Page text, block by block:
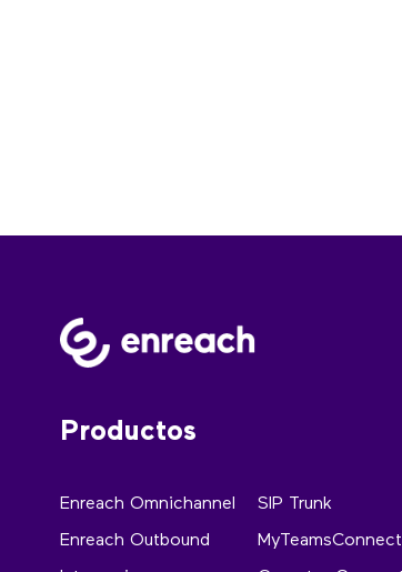
Productos
Enreach Omnichannel
Enreach Outbound
SIP Trunk
MyTeamsConnect